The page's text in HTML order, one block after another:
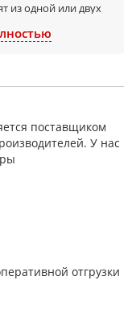
из одной или двух
не
поставщиком
У нас
отгрузки